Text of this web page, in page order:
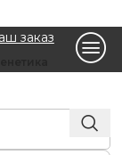
заказ